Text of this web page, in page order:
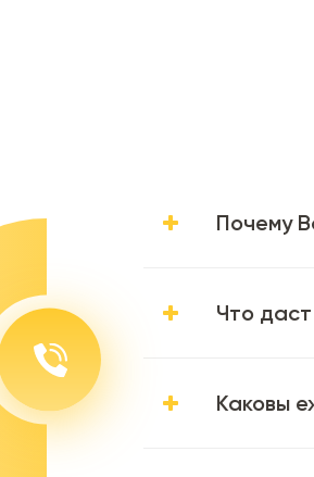
Почему
Что
Каковы